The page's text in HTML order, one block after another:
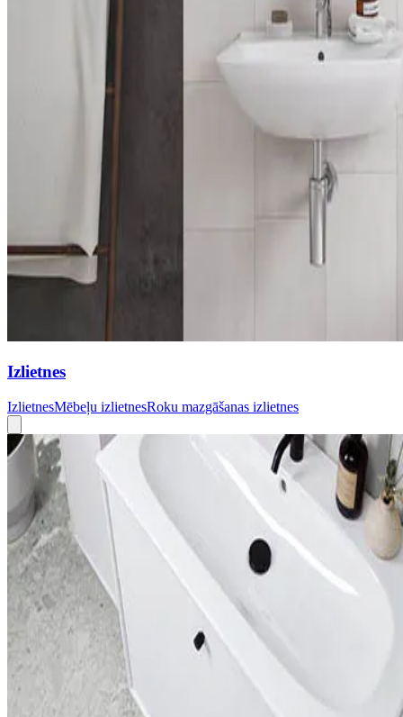
Izlietnes
IzlietnesMēbeļu izlietnesRoku mazgāšanas izlietnes